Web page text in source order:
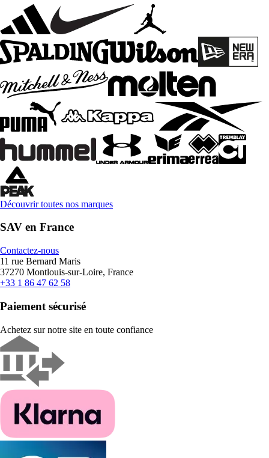
Découvrir toutes nos marques
SAV en France
Contactez-nous
11 rue Bernard Maris
37270 Montlouis-sur-Loire, France
+33 1 86 47 62 58
Paiement sécurisé
Achetez sur notre site en toute confiance